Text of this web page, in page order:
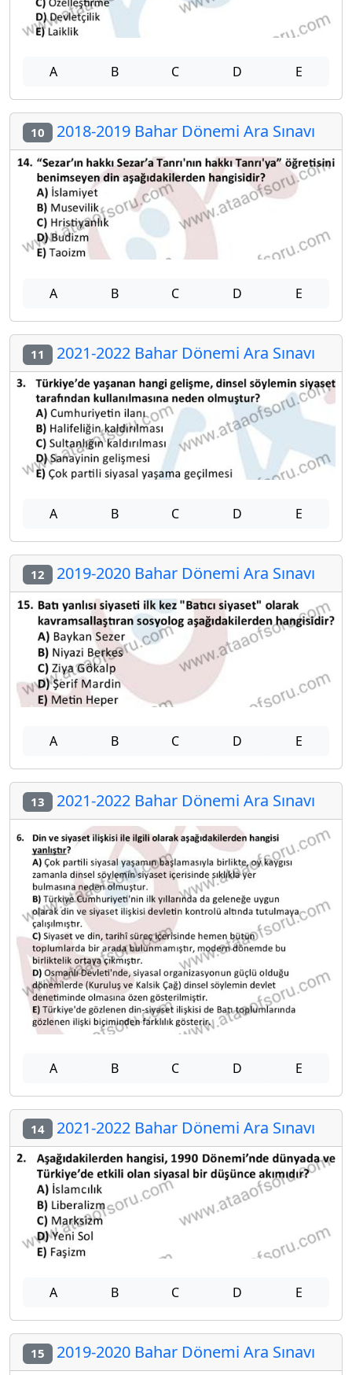
A B C D E
10 2018-2019 Bahar Dönemi Ara Sınavı
A B C D E
11 2021-2022 Bahar Dönemi Ara Sınavı
A B C D E
12 2019-2020 Bahar Dönemi Ara Sınavı
A B C D E
13 2021-2022 Bahar Dönemi Ara Sınavı
A B C D E
14 2021-2022 Bahar Dönemi Ara Sınavı
A B C D E
15 2019-2020 Bahar Dönemi Ara Sınavı